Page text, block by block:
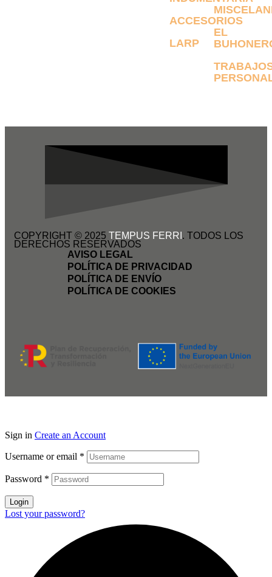
ACCESORIOS
LARP
EL
COPYRIGHT © 2025 TEMPUS FERRI . TODOS LOS
DERECHOS RESERVADOS
AVISO LEGAL
POLÍTICA DE PRIVACIDAD
POLÍTICA DE ENVÍO
POLÍTICA DE COOKIES
Sign in Create an Account
Username or email *
Password *
Login
Lost your password?